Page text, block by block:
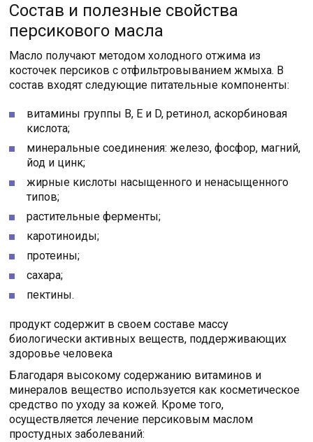
Состав и полезные свойства
персикового масла
Масло получают методом холодного отжима из
косточек персиков с отфильтровыванием жмыха. В
состав входят следующие питательные компоненты:
витамины группы B, E и D, ретинол, аскорбиновая
кислота;
минеральные соединения: железо, фосфор, магний,
йод и цинк;
жирные кислоты насыщенного и ненасыщенного
типов;
растительные ферменты;
каротиноиды;
протеины;
сахара;
пектины.
продукт содержит в своем составе массу
биологически активных веществ, поддерживающих
здоровье человека
Благодаря высокому содержанию витаминов и
минералов вещество используется как косметическое
средство по уходу за кожей. Кроме того,
осуществляется лечение персиковым маслом
простудных заболеваний: